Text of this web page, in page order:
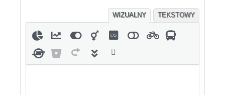
WIZUALNY TEKSTOWY